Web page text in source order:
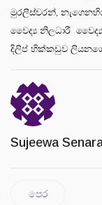
මුරලීස්වරන්,
වෛද්‍ය නිලධාරී වෛද්‍ය
දිලිප් හික්කඩුව
Sujeewa
පෙර